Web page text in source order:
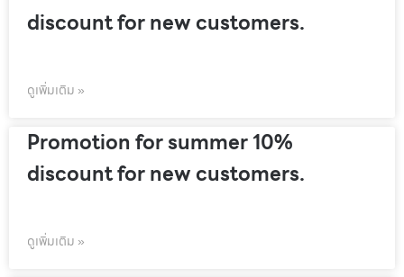
discount for new customers.
ดูเพิ่มเติม »
Promotion for summer 10%
discount for new customers.
ดูเพิ่มเติม »